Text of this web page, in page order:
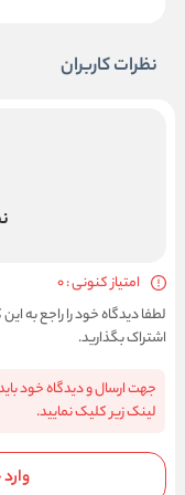
نظرات کاربران
امتیاز کنونی : 0
لطفا دیدگاه خود را راجع به این
اشتراک بگذارید.
جهت ارسال و دیدگاه خود
لینک زیر کلیک نمایید.